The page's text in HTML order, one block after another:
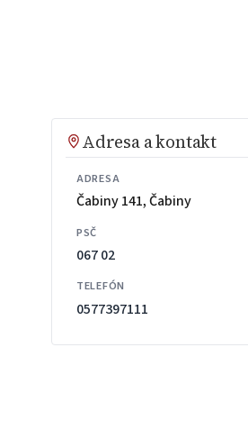
Adresa a kontakt
ADRESA
Čabiny 141, Čabiny
PSČ
067 02
TELEFÓN
0577397111